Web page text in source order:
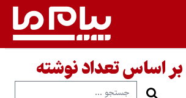
اساس تعداد نوشته